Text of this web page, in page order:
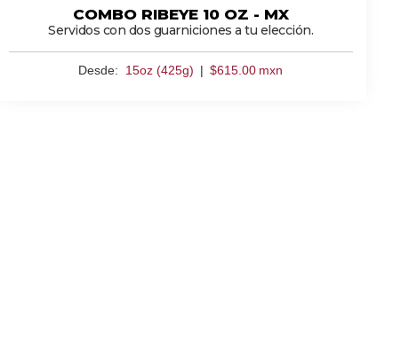
COMBO RIBEYE 10 OZ - MX
Servidos con dos guarniciones a tu elección.
Desde: 15oz (425g) | $615.00 mxn